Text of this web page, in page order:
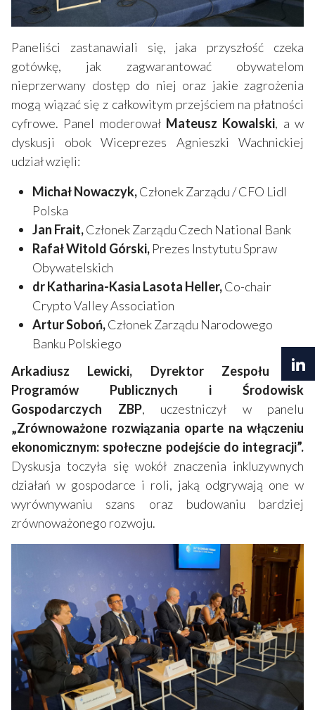
Paneliści zastanawiali się, jaka przyszłość czeka
gotówkę, jak zagwarantować obywatelom
nieprzerwany dostęp do niej oraz jakie zagrożenia
mogą wiązać się z całkowitym przejściem na płatności
cyfrowe. Panel moderował Mateusz Kowalski, a w
dyskusji obok Wiceprezes Agnieszki Wachnickiej
udział wzięli:
Michał Nowaczyk,Członek Zarządu / CFO Lidl
Polska
Jan Frait,Członek Zarządu Czech National Bank
Rafał Witold Górski, Prezes Instytutu Spraw
Obywatelskich
dr Katharina-Kasia Lasota Heller,Co-chair
Crypto Valley Association
Artur Soboń,Członek Zarządu Narodowego
Banku Polskiego
Arkadiusz Lewicki, Dyrektor Zespołu ds.
Programów Publicznych i Środowisk
Gospodarczych ZBP, uczestniczył w panelu
„Zrównoważone rozwiązania oparte na włączeniu
ekonomicznym: społeczne podejście do integracji”.
Dyskusja toczyła się wokół znaczenia inkluzywnych
działań w gospodarce i roli, jaką odgrywają one w
wyrównywaniu szans oraz budowaniu bardziej
zrównoważonego rozwoju.